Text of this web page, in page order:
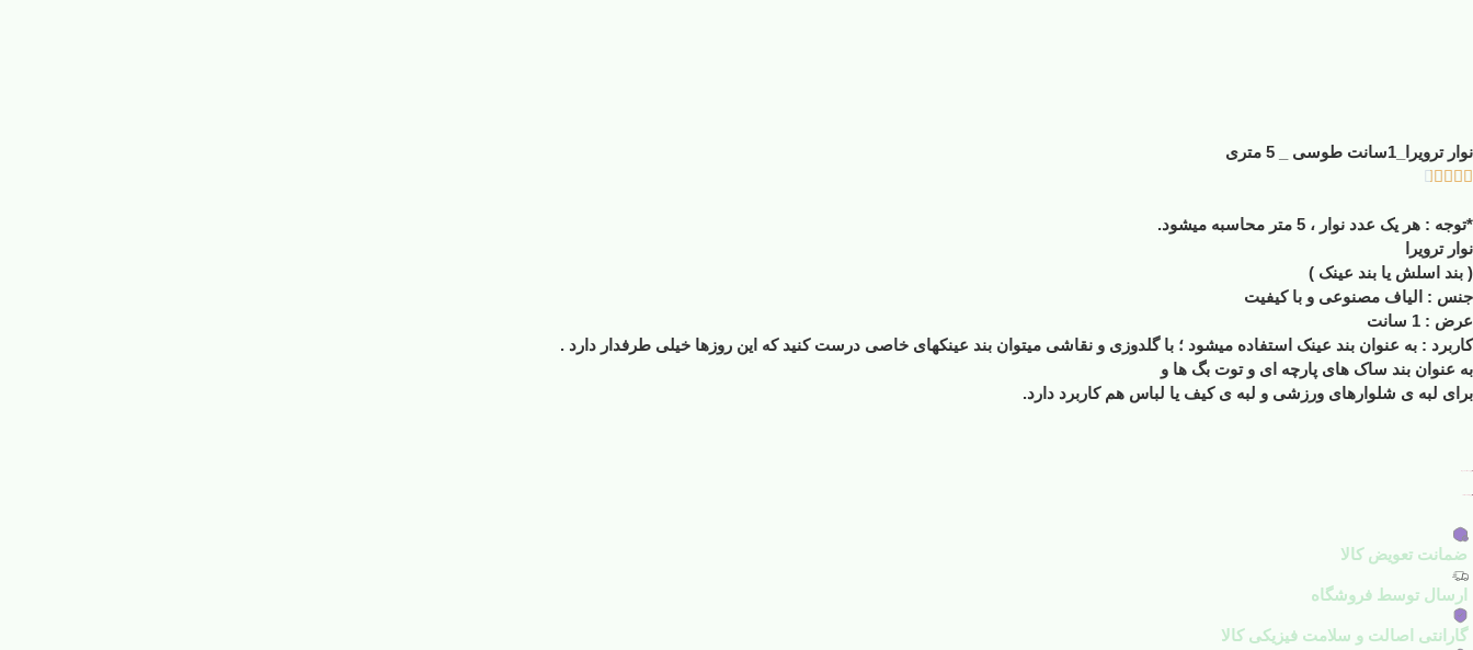
نوار ترویرا_1سانت طوسی _ 5 متری





*توجه : هر یک عدد نوار ، 5 متر محاسبه میشود.
نوار ترویرا
( بند اسلش یا بند عینک )
جنس : الیاف مصنوعی و با کیفیت
عرض : 1 سانت
کاربرد : به عنوان بند عینک استفاده میشود ؛ با گلدوزی و نقاشی میتوان بند عینکهای خاصی درست کنید که این روزها خیلی طرفدار دارد .
به عنوان بند ساک های پارچه ای و توت بگ ها و
برای لبه ی شلوارهای ورزشی و لبه ی کیف یا لباس هم کاربرد دارد.
ضمانت تعویض کالا
ارسال توسط فروشگاه
گارانتی اصالت و سلامت فیزیکی کالا